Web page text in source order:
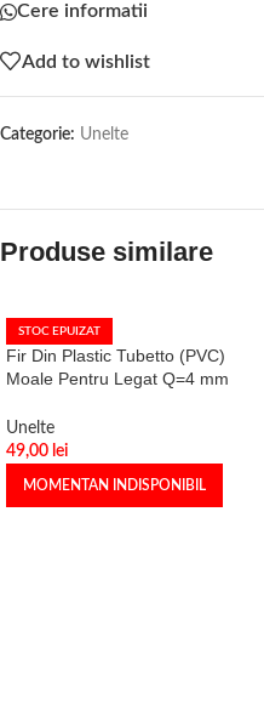
Cere informatii
Add to wishlist
Categorie: Unelte
Produse similare
STOC EPUIZAT
Fir Din Plastic Tubetto (PVC)
Moale Pentru Legat Q=4 mm
Unelte
49,00 lei
MOMENTAN INDISPONIBIL